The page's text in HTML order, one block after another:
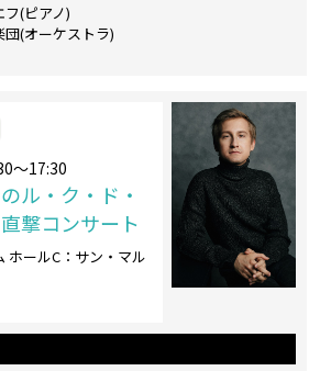
(ピアノ)
(オーケストラ)
～17:30
ル・ク・ド・
撃コンサート
ホールC：サン・マル